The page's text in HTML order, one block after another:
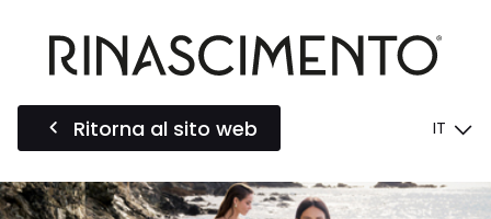
Ritorna al sito web IT